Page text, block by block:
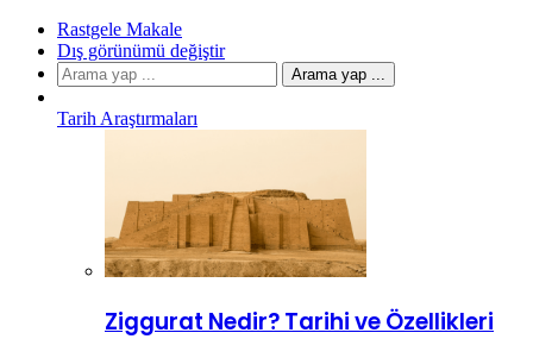
Rastgele Makale
Dış görünümü değiştir
Arama yap ...
Tarih Araştırmaları
Ziggurat Nedir? Tarihi ve Özellikleri